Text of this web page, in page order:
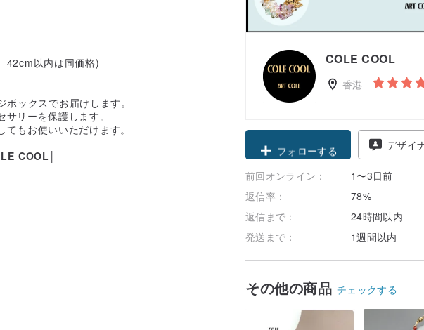
COLE COOL
香港
クーポン取得
フォローする
デザイ
前回オンライン：
1〜3日前
返信率：
78%
返信まで：
24時間以内
発送まで：
1週間以内
その他の商品 チェックする
42cm以内は同価格)
ックスでお届けします。
リーを保護します。
もお使いいただけます。
COOL│